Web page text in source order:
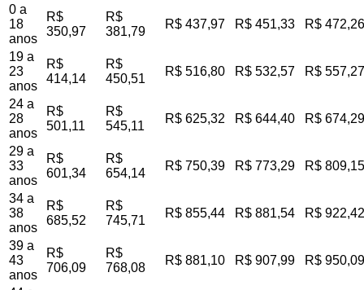
0 a
18
anos
R$
350,97
R$
381,79
R$ 437,97 R$ 451,33 R$ 472,26
19 a
23
anos
R$
414,14
R$
450,51
R$ 516,80 R$ 532,57 R$ 557,27
24 a
28
anos
R$
501,11
R$
545,11
R$ 625,32 R$ 644,40 R$ 674,29
29 a
33
anos
R$
601,34
R$
654,14
R$ 750,39 R$ 773,29 R$ 809,15
34 a
38
anos
R$
685,52
R$
745,71
R$ 855,44 R$ 881,54 R$ 922,42
39 a
43
anos
R$
706,09
R$
768,08
R$ 881,10 R$ 907,99 R$ 950,09